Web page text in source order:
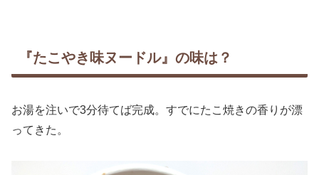
『たこやき味ヌードル』の味は？
お湯を注いで3分待てば完成。すでにたこ焼きの香りが漂
ってきた。